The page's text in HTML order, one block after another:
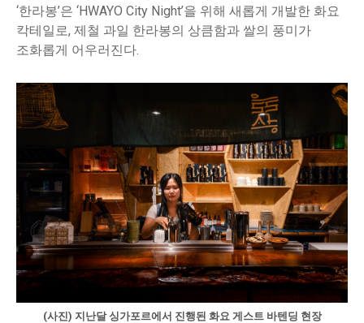
‘한라봉’은 ‘HWAYO City Night’을 위해 새롭게 개발한 화요
칵테일로, 제철 과일 한라봉의 상큼함과 쌀의 풍미가
조화롭게 어우러진다.
(사진) 지난달 싱가포르에서 진행된 화요 게스트 바텐딩 현장